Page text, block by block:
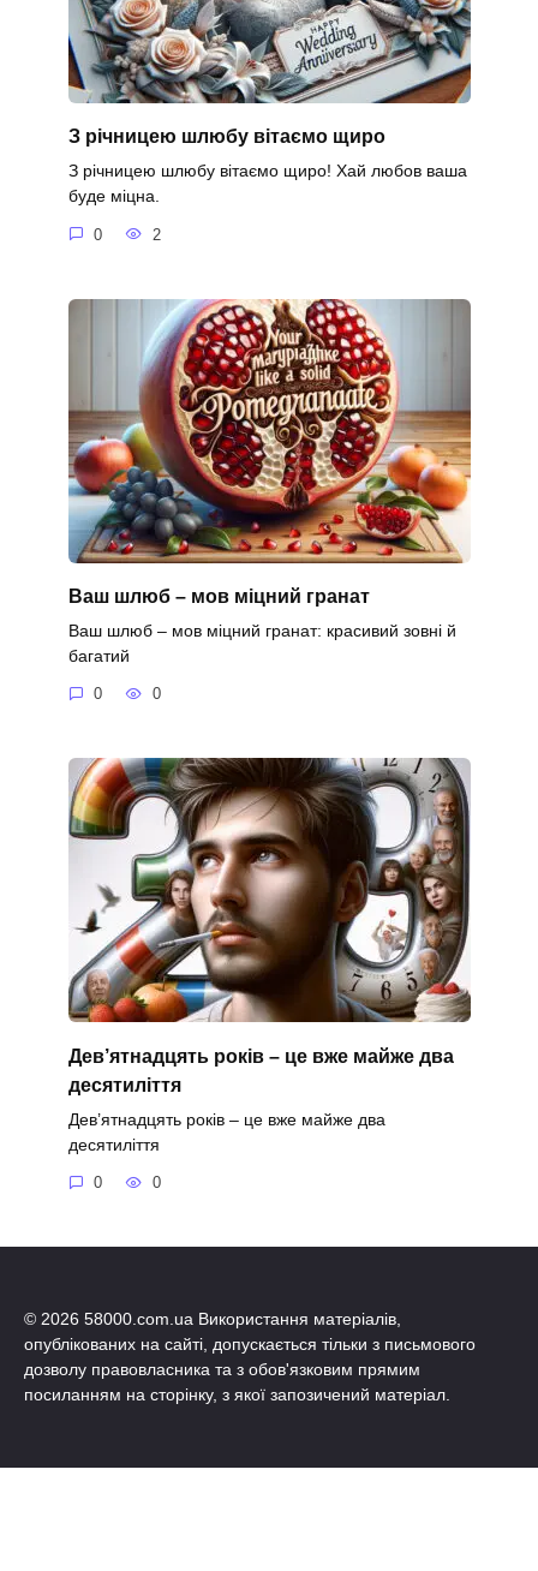
З річницею шлюбу вітаємо щиро
З річницею шлюбу вітаємо щиро! Хай любов ваша
буде міцна.
0 2
Ваш шлюб – мов міцний гранат
Ваш шлюб – мов міцний гранат: красивий зовні й
багатий
0 0
Дев’ятнадцять років – це вже майже два
десятиліття
Дев’ятнадцять років – це вже майже два
десятиліття
0 0
© 2026 58000.com.ua Використання матеріалів,
опублікованих на сайті, допускається тільки з письмового
дозволу правовласника та з обов'язковим прямим
посиланням на сторінку, з якої запозичений матеріал.